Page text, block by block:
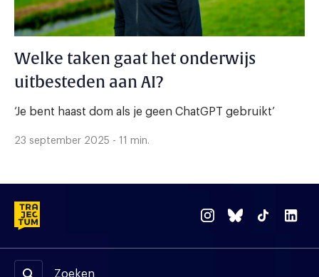
Welke taken gaat het onderwijs
uitbesteden aan AI?
‘Je bent haast dom als je geen ChatGPT gebruikt’
23 september 2025 - 11 min.
Zoeken